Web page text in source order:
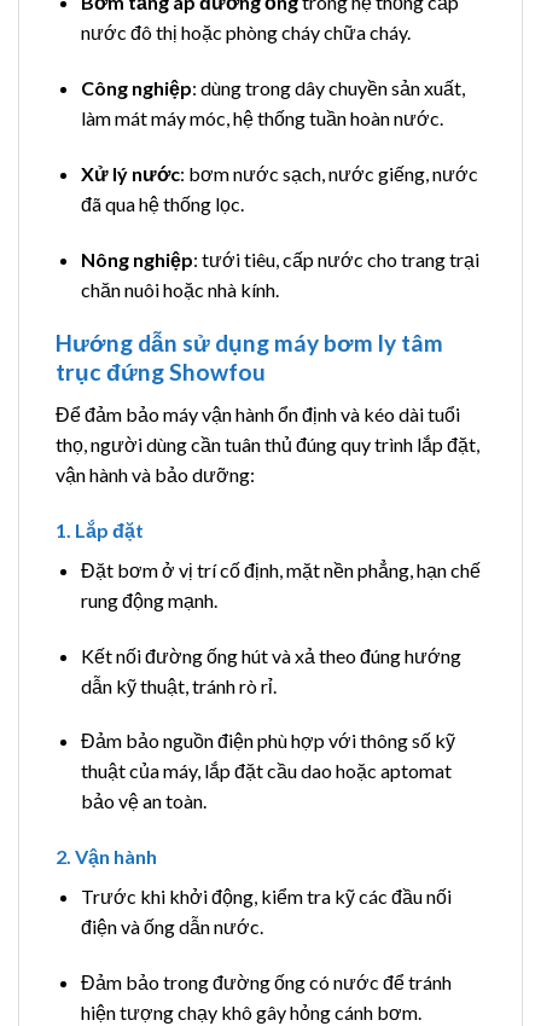
nước đô thị hoặc phòng cháy chữa cháy.
Công nghiệp: dùng trong dây chuyền sản xuất,
làm mát máy móc, hệ thống tuần hoàn nước.
Xử lý nước: bơm nước sạch, nước giếng, nước
đã qua hệ thống lọc.
Nông nghiệp: tưới tiêu, cấp nước cho trang trại
chăn nuôi hoặc nhà kính.
Hướng dẫn sử dụng máy bơm ly tâm
trục đứng Showfou
Để đảm bảo máy vận hành ổn định và kéo dài tuổi
thọ, người dùng cần tuân thủ đúng quy trình lắp đặt,
vận hành và bảo dưỡng:
1. Lắp đặt
Đặt bơm ở vị trí cố định, mặt nền phẳng, hạn chế
rung động mạnh.
Kết nối đường ống hút và xả theo đúng hướng
dẫn kỹ thuật, tránh rò rỉ.
Đảm bảo nguồn điện phù hợp với thông số kỹ
thuật của máy, lắp đặt cầu dao hoặc aptomat
bảo vệ an toàn.
2. Vận hành
Trước khi khởi động, kiểm tra kỹ các đầu nối
điện và ống dẫn nước.
Đảm bảo trong đường ống có nước để tránh
hiện tượng chạy khô gây hỏng cánh bơm.